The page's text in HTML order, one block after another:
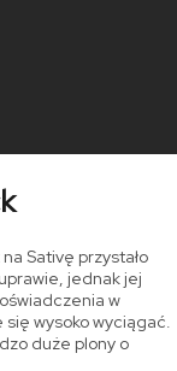
Sativę przystało
jednak jej
w
wysoko wyciągać.
duże plony o